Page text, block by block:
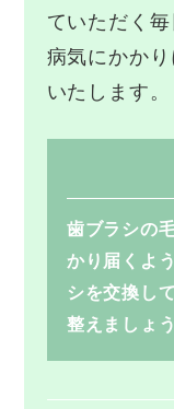
ていただく
病気にかか
いたします。
歯ブラシの
かり届くよ
シを交換し
整えましょう